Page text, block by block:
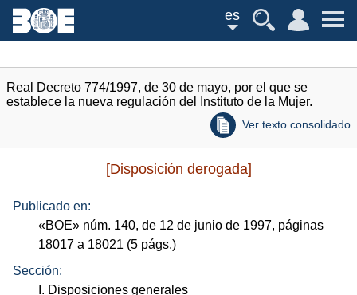
es
Real Decreto 774/1997, de 30 de mayo, por el que se
establece la nueva regulación del Instituto de la Mujer.
Ver texto consolidado
[Disposición derogada]
Publicado en:
«BOE» núm. 140, de 12 de junio de 1997, páginas
18017 a 18021 (5 págs.)
Sección:
I. Disposiciones generales